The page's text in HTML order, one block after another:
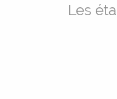
Les